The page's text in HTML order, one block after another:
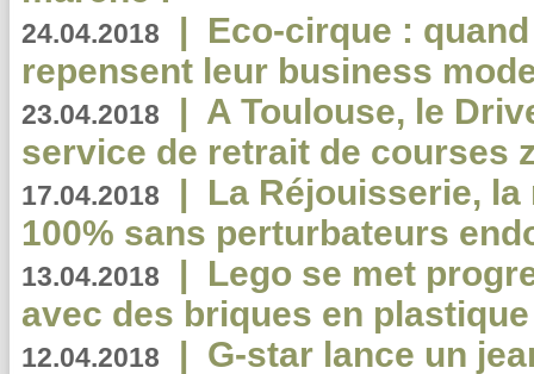
24.04.2018 | Eco-cirque :
repensent leur business
23.04.2018 | A Toulouse, le
service de retrait de courses
17.04.2018 | La Réjouisserie,
100% sans perturbateurs
13.04.2018 | Lego se met
avec des briques en
12.04.2018 | G-star lance un